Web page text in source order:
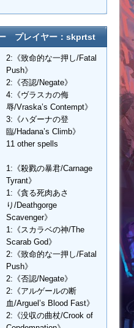
プレイヤー：skprtst
2:《致命的な一押し/Fatal
Push》
2:《否認/Negate》
4:《ヴラスカの侮
辱/Vraska’s Contempt》
3:《ハダーナの登
臨/Hadana’s Climb》
11 other spells
1:《殺戮の暴君/Carnage
Tyrant》
1:《貪る死肉あさ
り/Deathgorge
Scavenger》
1:《スカラベの神/The
Scarab God》
2:《致命的な一押し/Fatal
Push》
2:《否認/Negate》
2:《アルゲールの断
血/Arguel’s Blood Fast》
2:《没収の曲杖/Crook of